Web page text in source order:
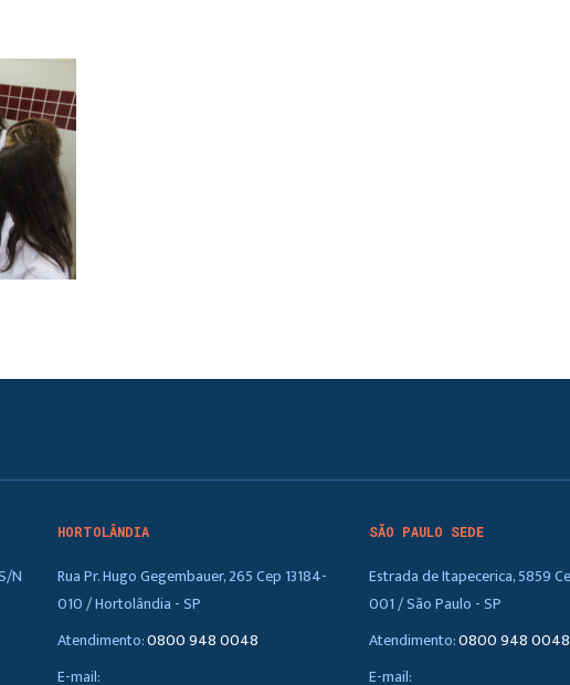
N
HORTOLÂNDIA
Rua Pr. Hugo Gegembauer, 265 Cep 13184-
010 / Hortolândia - SP
Atendimento:0800 948 0048
E-mail:
SÃO PAULO SEDE
Estrada de Itapecerica, 5859
001 / São Paulo - SP
Atendimento:0800 948 0048
E-mail: